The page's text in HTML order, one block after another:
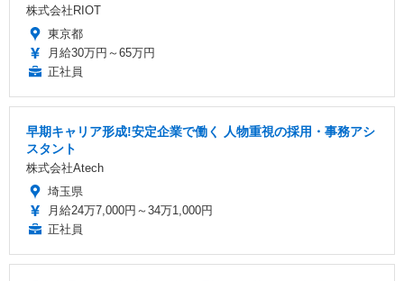
株式会社RIOT
東京都
月給30万円～65万円
正社員
早期キャリア形成!安定企業で働く 人物重視の採用・事務アシ
スタント
株式会社Atech
埼玉県
月給24万7,000円～34万1,000円
正社員